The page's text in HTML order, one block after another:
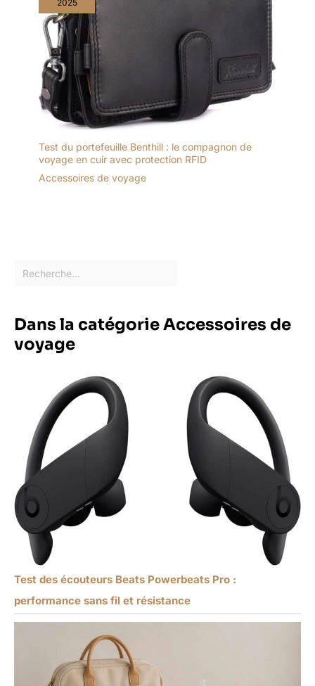
2025
Test du portefeuille Benthill : le compagnon de
voyage en cuir avec protection RFID
Accessoires de voyage
Dans la catégorie Accessoires de
voyage
Test des écouteurs Beats Powerbeats Pro :
performance sans fil et résistance